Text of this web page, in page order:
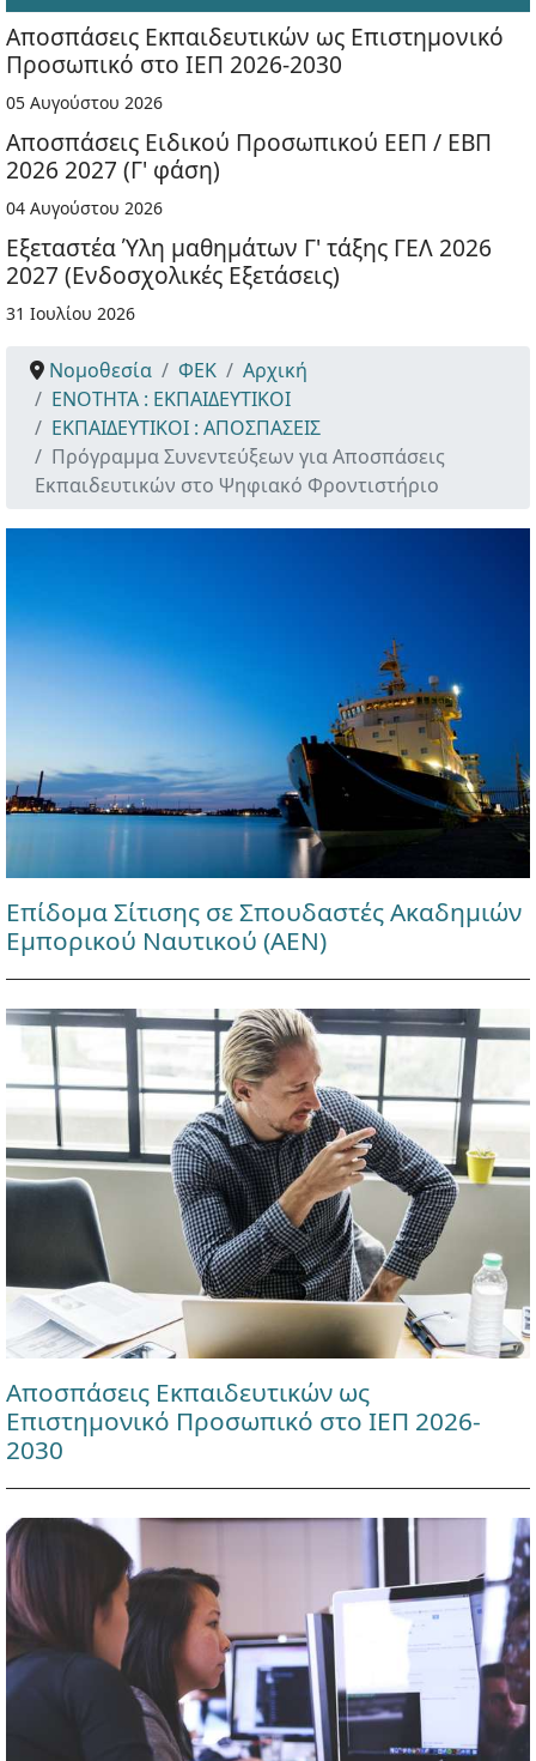
Αποσπάσεις Εκπαιδευτικών ως Επιστημονικό
Προσωπικό στο ΙΕΠ 2026-2030
05 Αυγούστου 2026
Αποσπάσεις Ειδικού Προσωπικού ΕΕΠ / ΕΒΠ
2026 2027 (Γ' φάση)
04 Αυγούστου 2026
Εξεταστέα Ύλη μαθημάτων Γ' τάξης ΓΕΛ 2026
2027 (Ενδοσχολικές Εξετάσεις)
31 Ιουλίου 2026
Νομοθεσία ΦΕΚ
Αρχική
ΕΝΟΤΗΤΑ : ΕΚΠΑΙΔΕΥΤΙΚΟΙ
ΕΚΠΑΙΔΕΥΤΙΚΟΙ : ΑΠΟΣΠΑΣΕΙΣ
Πρόγραμμα Συνεντεύξεων για Αποσπάσεις
Εκπαιδευτικών στο Ψηφιακό Φροντιστήριο
Επίδομα Σίτισης σε Σπουδαστές Ακαδημιών
Εμπορικού Ναυτικού (ΑΕΝ)
Αποσπάσεις Εκπαιδευτικών ως
Επιστημονικό Προσωπικό στο ΙΕΠ 2026-
2030